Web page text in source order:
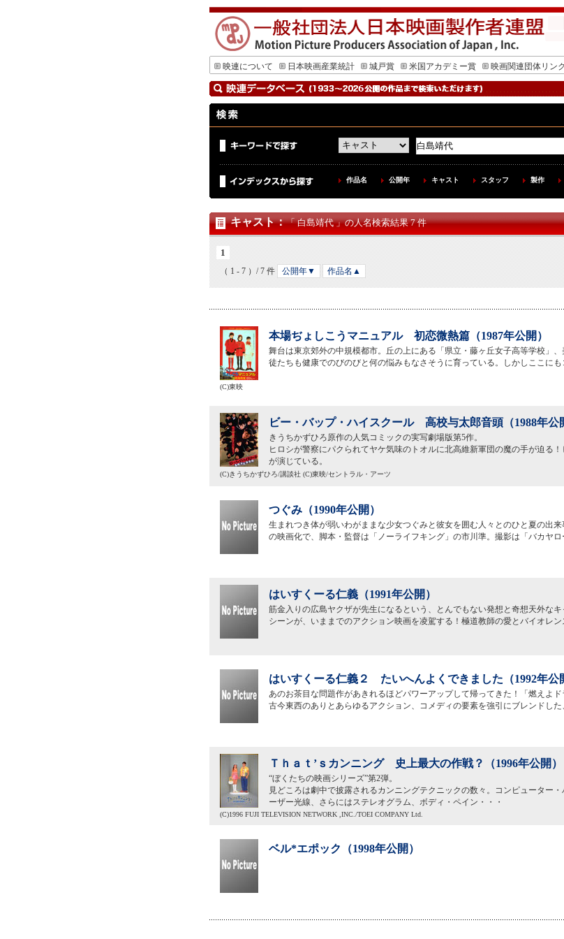
映連について
日本映画産業統計 城戸賞 米国アカデミー賞 映画関連団体リンク
作品名 公開年 キャスト スタッフ 製作
キャスト：「 白島靖代 」の人名検索結果 7 件
1
（ 1 - 7 ）/ 7 件 公開年▼ 作品名▲
本場ぢょしこうマニュアル 初恋微熱篇（1987年公開）
舞台は東京郊外の中規模都市。丘の上にある「県立・藤ヶ丘女子高等学校」
徒たちも健康でのびのびと何の悩みもなさそうに育っている。しかしここにも
(C)東映
ビー・バップ・ハイスクール 高校与太郎音頭（1988年公
きうちかずひろ原作の人気コミックの実写劇場版第5作。
ヒロシが警察にパクられてヤケ気味のトオルに北高維新軍団の魔の手が迫る
が演じている。
(C)きうちかずひろ/講談社 (C)東映/セントラル・アーツ
つぐみ（1990年公開）
生まれつき体が弱いわがままな少女つぐみと彼女を囲む人々とのひと夏の出
の映画化で、脚本・監督は「ノーライフキング」の市川準。撮影は「バカヤ
はいすくーる仁義（1991年公開）
筋金入りの広島ヤクザが先生になるという、とんでもない発想と奇想天外な
シーンが、いままでのアクション映画を凌駕する！極道教師の愛とバイオレン
はいすくーる仁義２ たいへんよくできました（1992年公
あのお茶目な問題作があきれるほどパワーアップして帰ってきた！「燃えよ
古今東西のありとあらゆるアクション、コメディの要素を強引にブレンドした
Ｔｈａｔ’ｓカンニング 史上最大の作戦？（1996年公開）
“ぼくたちの映画シリーズ”第2弾。
見どころは劇中で披露されるカンニングテクニックの数々。コンピューター
ーザー光線、さらにはステレオグラム、ボディ・ペイン・・・
(C)1996 FUJI TELEVISION NETWORK ,INC./TOEI COMPANY Ltd.
ベル*エポック（1998年公開）